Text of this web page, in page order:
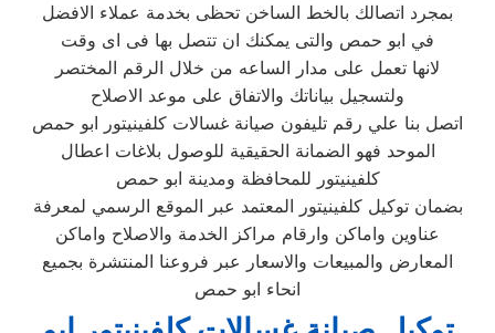
بمجرد اتصالك بالخط الساخن تحظى بخدمة عملاء الافضل
في ابو حمص والتى يمكنك ان تتصل بها فى اى وقت
لانها تعمل على مدار الساعه من خلال الرقم المختصر
ولتسجيل بياناتك والاتفاق على موعد الاصلاح
اتصل بنا علي رقم تليفون صيانة غسالات كلفينيتور ابو حمص
الموحد فهو الضمانة الحقيقية للوصول بلاغات اعطال
كلفينيتور للمحافظة ومدينة ابو حمص
بضمان توكيل كلفينيتور المعتمد عبر الموقع الرسمي لمعرفة
عناوين واماكن وارقام مراكز الخدمة والاصلاح واماكن
المعارض والمبيعات والاسعار عبر فروعنا المنتشرة بجميع
انحاء ابو حمص